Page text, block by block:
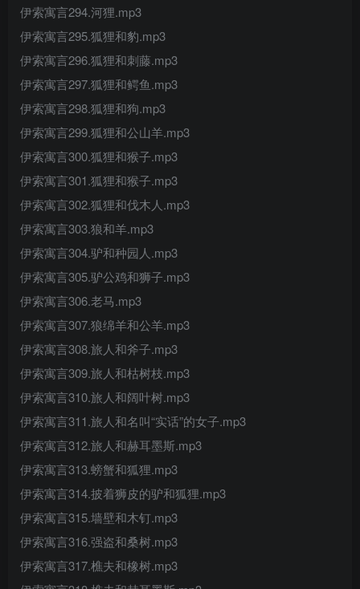
伊索寓言294.河狸.mp3
伊索寓言295.狐狸和豹.mp3
伊索寓言296.狐狸和刺藤.mp3
伊索寓言297.狐狸和鳄鱼.mp3
伊索寓言298.狐狸和狗.mp3
伊索寓言299.狐狸和公山羊.mp3
伊索寓言300.狐狸和猴子.mp3
伊索寓言301.狐狸和猴子.mp3
伊索寓言302.狐狸和伐木人.mp3
伊索寓言303.狼和羊.mp3
伊索寓言304.驴和种园人.mp3
伊索寓言305.驴公鸡和狮子.mp3
伊索寓言306.老马.mp3
伊索寓言307.狼绵羊和公羊.mp3
伊索寓言308.旅人和斧子.mp3
伊索寓言309.旅人和枯树枝.mp3
伊索寓言310.旅人和阔叶树.mp3
伊索寓言311.旅人和名叫“实话”的女子.mp3
伊索寓言312.旅人和赫耳墨斯.mp3
伊索寓言313.螃蟹和狐狸.mp3
伊索寓言314.披着狮皮的驴和狐狸.mp3
伊索寓言315.墙壁和木钉.mp3
伊索寓言316.强盗和桑树.mp3
伊索寓言317.樵夫和橡树.mp3